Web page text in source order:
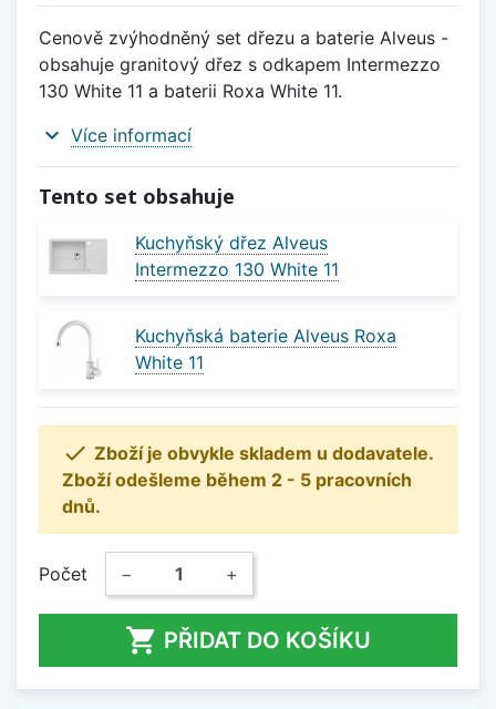
Cenově zvýhodněný set dřezu a baterie Alveus -
obsahuje granitový dřez s odkapem Intermezzo
130 White 11 a baterii Roxa White 11.
expand_more Více informací
Tento set obsahuje
Kuchyňský dřez Alveus
Intermezzo 130 White 11
Kuchyňská baterie Alveus Roxa
White 11
 Zboží je obvykle skladem u dodavatele.
Zboží odešleme během 2 - 5 pracovních
dnů.
Počet − +
 PŘIDAT DO KOŠÍKU